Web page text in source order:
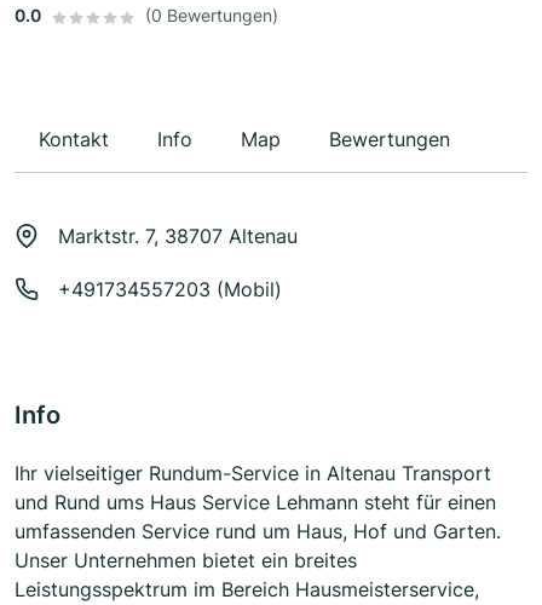
0.0 (0 Bewertungen)
Kontakt Info Map Bewertungen
Marktstr. 7, 38707 Altenau
+491734557203 (Mobil)
Info
Ihr vielseitiger Rundum-Service in Altenau Transport
und Rund ums Haus Service Lehmann steht für einen
umfassenden Service rund um Haus, Hof und Garten.
Unser Unternehmen bietet ein breites
Leistungsspektrum im Bereich Hausmeisterservice,